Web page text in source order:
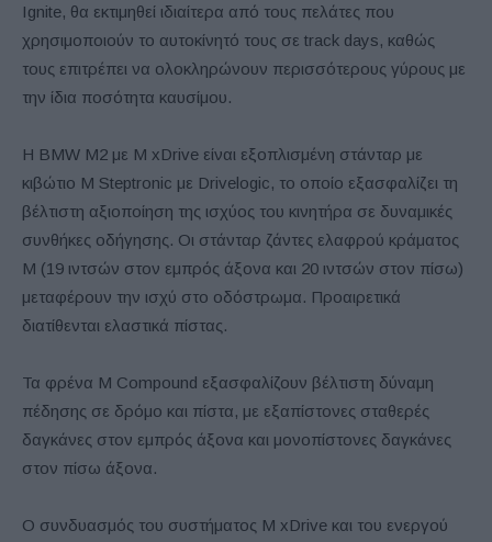
Ignite, θα εκτιμηθεί ιδιαίτερα από τους πελάτες που
χρησιμοποιούν το αυτοκίνητό τους σε track days, καθώς
τους επιτρέπει να ολοκληρώνουν περισσότερους γύρους με
την ίδια ποσότητα καυσίμου.
Η BMW M2 με M xDrive είναι εξοπλισμένη στάνταρ με
κιβώτιο M Steptronic με Drivelogic, το οποίο εξασφαλίζει τη
βέλτιστη αξιοποίηση της ισχύος του κινητήρα σε δυναμικές
συνθήκες οδήγησης. Οι στάνταρ ζάντες ελαφρού κράματος
M (19 ιντσών στον εμπρός άξονα και 20 ιντσών στον πίσω)
μεταφέρουν την ισχύ στο οδόστρωμα. Προαιρετικά
διατίθενται ελαστικά πίστας.
Τα φρένα M Compound εξασφαλίζουν βέλτιστη δύναμη
πέδησης σε δρόμο και πίστα, με εξαπίστονες σταθερές
δαγκάνες στον εμπρός άξονα και μονοπίστονες δαγκάνες
στον πίσω άξονα.
Ο συνδυασμός του συστήματος M xDrive και του ενεργού